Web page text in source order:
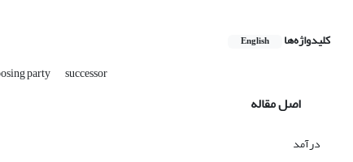
کلیدواژه‌ها English
party successor
اصل مقاله
درآمد